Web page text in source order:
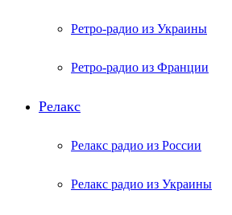
Ретро-радио из Украины
Ретро-радио из Франции
Релакс
Релакс радио из России
Релакс радио из Украины